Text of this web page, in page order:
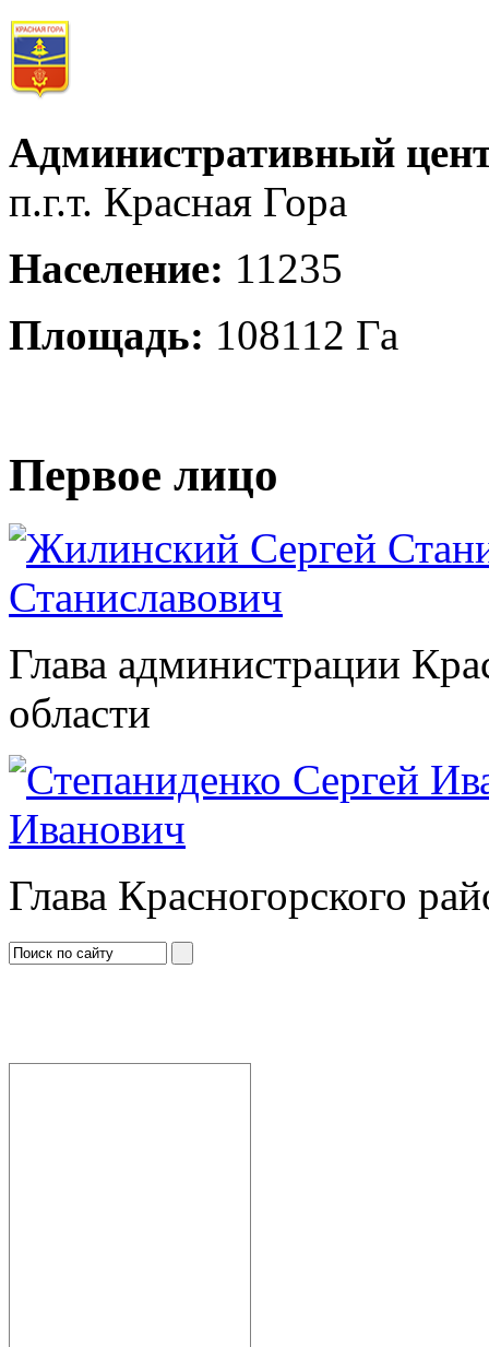
Административный
п.г.т. Красная Гора
Население: 11235
Площадь: 108112 Га
Первое лицо
Станиславович
Глава администрации
области
Иванович
Глава Красногорского